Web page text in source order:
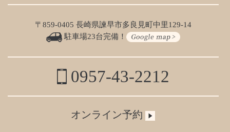
〒859-0405 長崎県諫早市多良見町中里129-14
駐車場23台完備！
0957-43-2212
オンライン予約